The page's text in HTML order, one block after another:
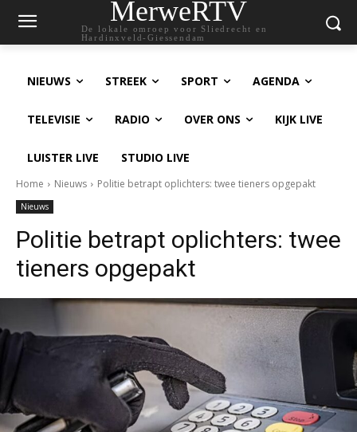
MerweRTV
De lokale omroep voor Sliedrecht en
Hardinxveld-Giessendam
NIEUWS STREEK SPORT AGENDA
TELEVISIE RADIO OVER ONS KIJK LIVE
LUISTER LIVE STUDIO LIVE
Home Nieuws Politie betrapt oplichters: twee tieners opgepakt
Nieuws
Politie betrapt oplichters: twee
tieners opgepakt